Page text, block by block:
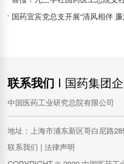
国药宜宾党总支开展“清风相伴
联系我们 I 国药集团
中国医药工业研究总院有限公司
地址：上海市浦东新区哥白尼
联系我们 |法律声明